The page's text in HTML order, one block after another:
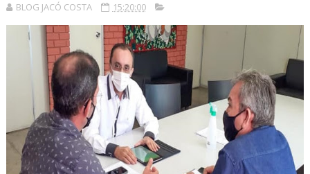
BLOG JACÓ COSTA 15:20:00